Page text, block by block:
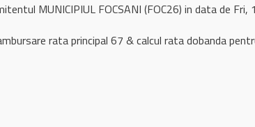
MUNICIPIUL FOCSANI (FOC26) in data de
rata principal 67 & calcul rata dobanda